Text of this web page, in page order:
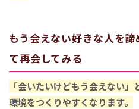
もう会えない好きな人を
て再会してみる
「会いたいけどもう会えない
環境をつくりやすくなります。